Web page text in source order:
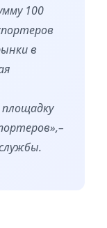
100
в